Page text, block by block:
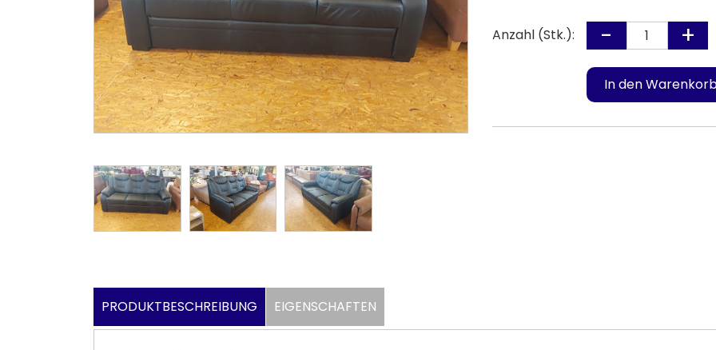
Anzahl (Stk.):
PRODUKTBESCHREIBUNG EIGENSCHAFTEN